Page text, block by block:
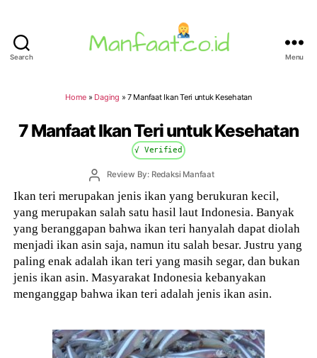
Search Menu
Home » Daging » 7 Manfaat Ikan Teri untuk Kesehatan
7 Manfaat Ikan Teri untuk Kesehatan
√ Verified
PostReview By: Redaksi Manfaat
Ikan teri merupakan jenis ikan yang berukuran kecil,
yang merupakan salah satu hasil laut Indonesia. Banyak
yang beranggapan bahwa ikan teri hanyalah dapat diolah
menjadi ikan asin saja, namun itu salah besar. Justru yang
paling enak adalah ikan teri yang masih segar, dan bukan
jenis ikan asin. Masyarakat Indonesia kebanyakan
menganggap bahwa ikan teri adalah jenis ikan asin.